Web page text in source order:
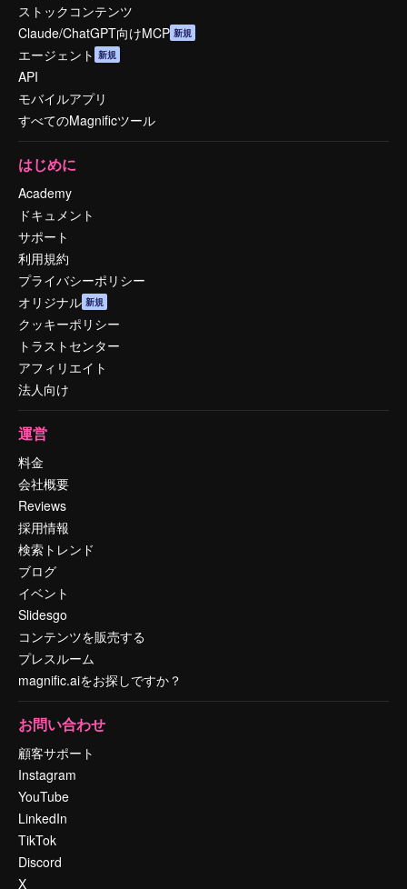
ストックコンテンツ
Claude/ChatGPT向けMCP 新規
エージェント 新規
API
モバイルアプリ
すべてのMagnificツール
はじめに
Academy
ドキュメント
サポート
利用規約
プライバシーポリシー
オリジナル 新規
クッキーポリシー
トラストセンター
アフィリエイト
法人向け
運営
料金
会社概要
Reviews
採用情報
検索トレンド
ブログ
イベント
Slidesgo
コンテンツを販売する
プレスルーム
magnific.aiをお探しですか？
お問い合わせ
顧客サポート
Instagram
YouTube
LinkedIn
TikTok
Discord
X